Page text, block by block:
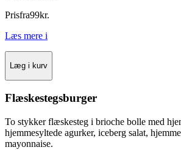
Prisfra99kr.
Læs mere i
Læg i kurv
Flæskestegsburger
To stykker flæskesteg i brioche bolle med
hjemmesyltede agurker, iceberg salat,
mayonnaise.